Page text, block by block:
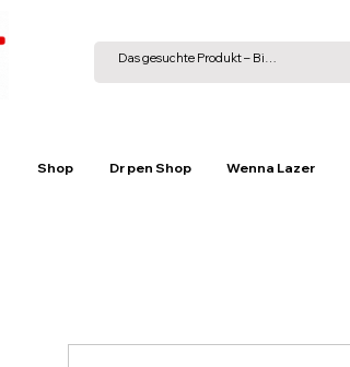
Shop Dr pen Shop Wenna Lazer